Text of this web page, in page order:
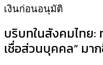
เงินก่อนอนุมัติ
บริบทในสังคมไทย:
เชื่อส่วนบุคคล” มา